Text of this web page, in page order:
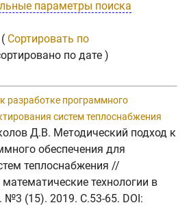
параметры поиска
( Сортировать по
по дате )
разработке программного
систем теплоснабжения
Д.В. Методический подход к
обеспечения для
теплоснабжения //
технологии в
№3 (15). 2019. C.53-65. DOI: